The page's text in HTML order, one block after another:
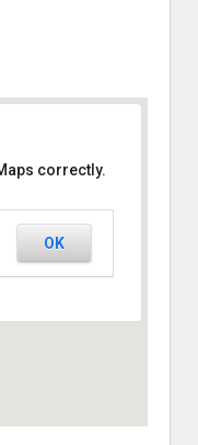
correctly.
OK